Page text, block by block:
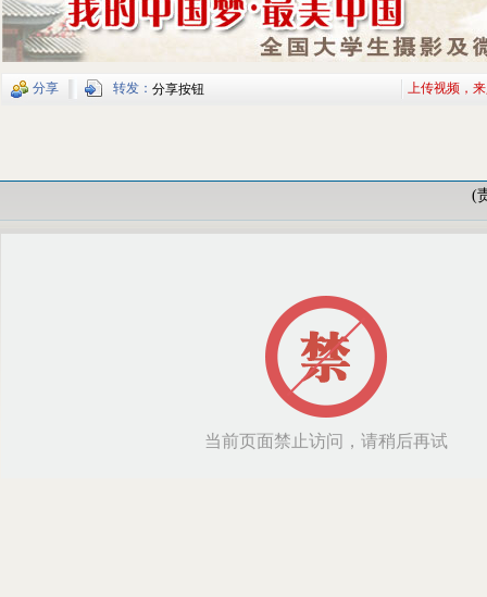
分享 转发： 分享按钮 上传视频，
(